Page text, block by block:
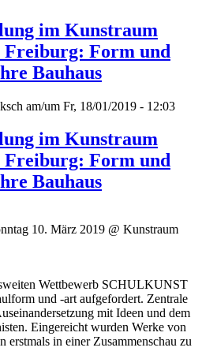
im Kunstraum
Form und
Bauhaus
am/um Fr, 18/01/2019 - 12:03
im Kunstraum
Form und
Bauhaus
10. März 2019 @ Kunstraum
Wettbewerb SCHULKUNST
und -art aufgefordert. Zentrale
mit Ideen und dem
Eingereicht wurden Werke von
erstmals in einer Zusammenschau zu